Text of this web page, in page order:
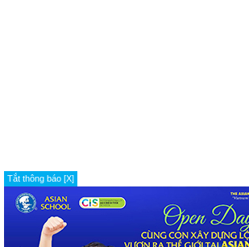
Tắt thông báo [X]